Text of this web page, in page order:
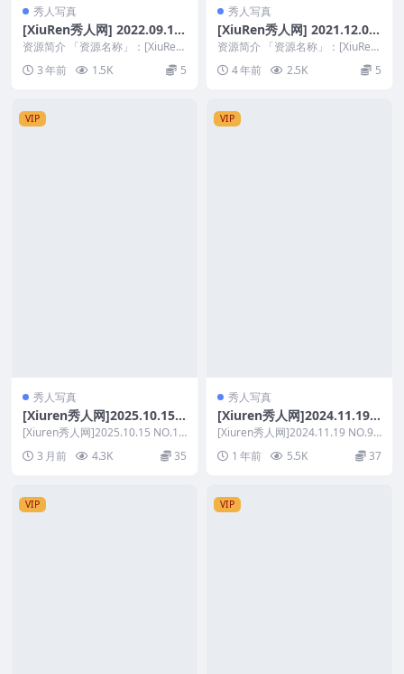
秀人写真
[XiuRen秀人网] 2022.09.16
NO.5598 玥儿玥er [57+1P4
91M]
资源简介 「资源名称」：[XiuRen
3 年前 1.5K 5
秀人写真
[XiuRen秀人网] 2021.12.02
No.4292 陆萱萱 灰色精致内
衣搭配黑丝诱惑 [88+1P 786
M]
资源简介 「资源名称」：[XiuRen
4 年前 2.5K 5
VIP
秀人写真
[Xiuren秀人网]2025.10.15
NO.10872 桃桃·夭夭twins
[Xiuren秀人网]2025.10.15 NO.10
3 月前 4.3K 35
VIP
秀人写真
[Xiuren秀人网]2024.11.19
NO.9464 奶芙乔乔
[Xiuren秀人网]2024.11.19 NO.94
1 年前 5.5K 37
VIP VIP